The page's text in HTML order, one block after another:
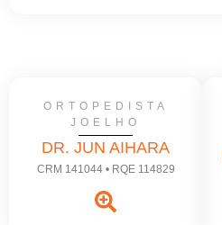
ORTOPEDISTA
JOELHO
DR. JUN AIHARA
CRM 141044 • RQE 114829